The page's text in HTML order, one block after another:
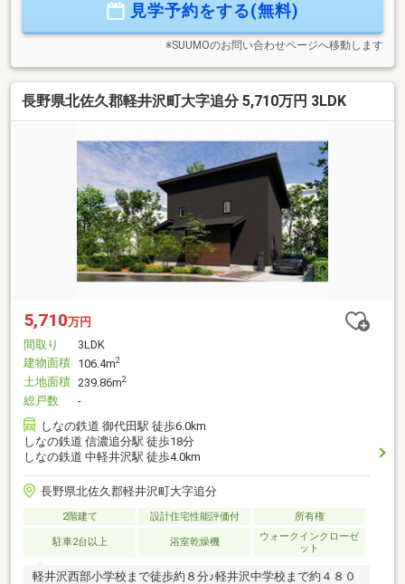
見学予約をする(無料)
※SUUMOのお問い合わせページへ移動します
長野県北佐久郡軽井沢町大字追分 5,710万円 3LDK
5,710万円
間取り
3LDK
建物面積 106.4m2
土地面積 239.86m2
総戸数
-
しなの鉄道 御代田駅 徒歩6.0km
しなの鉄道 信濃追分駅 徒歩18分
しなの鉄道 中軽井沢駅 徒歩4.0km
長野県北佐久郡軽井沢町大字追分
2階建て 設計住宅性能評価付 所有権
駐車2台以上 浴室乾燥機
ウォークインクローゼ
ット
軽井沢西部小学校まで徒歩約８分♪軽井沢中学校まで約４８０